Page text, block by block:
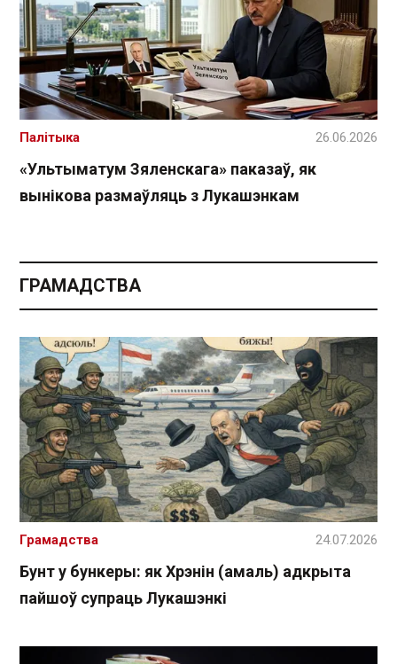
«Ультыматум Зяленскага» паказаў, як
вынікова размаўляць з Лукашэнкам
Палітыка 26.06.2026
ГРАМАДСТВА
Бунт у бункеры: як Хрэнін (амаль) адкрыта
пайшоў супраць Лукашэнкі
Грамадства 24.07.2026